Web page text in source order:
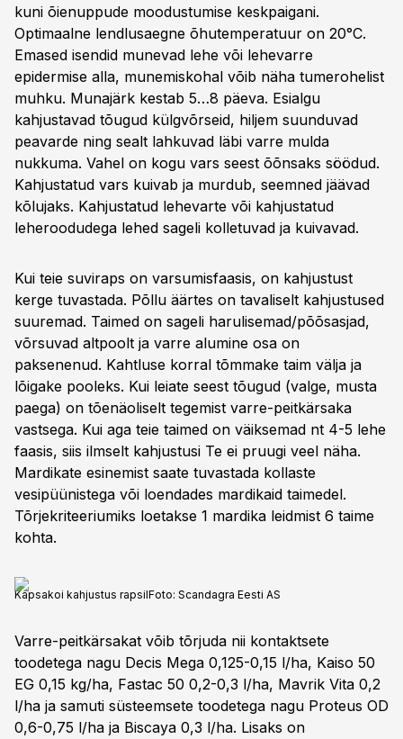
kuni õienuppude moodustumise keskpaigani.
Optimaalne lendlusaegne õhutemperatuur on 20°C.
Emased isendid munevad lehe või lehevarre
epidermise alla, munemiskohal võib näha tumerohelist
muhku. Munajärk kestab 5…8 päeva. Esialgu
kahjustavad tõugud külgvõrseid, hiljem suunduvad
peavarde ning sealt lahkuvad läbi varre mulda
nukkuma. Vahel on kogu vars seest õõnsaks söödud.
Kahjustatud vars kuivab ja murdub, seemned jäävad
kõlujaks. Kahjustatud lehevarte või kahjustatud
leheroodudega lehed sageli kolletuvad ja kuivavad.
Kui teie suviraps on varsumisfaasis, on kahjustust
kerge tuvastada. Põllu äärtes on tavaliselt kahjustused
suuremad. Taimed on sageli harulisemad/põõsasjad,
võrsuvad altpoolt ja varre alumine osa on
paksenenud. Kahtluse korral tõmmake taim välja ja
lõigake pooleks. Kui leiate seest tõugud (valge, musta
paega) on tõenäoliselt tegemist varre-peitkärsaka
vastsega. Kui aga teie taimed on väiksemad nt 4-5 lehe
faasis, siis ilmselt kahjustusi Te ei pruugi veel näha.
Mardikate esinemist saate tuvastada kollaste
vesipüünistega või loendades mardikaid taimedel.
Tõrjekriteeriumiks loetakse 1 mardika leidmist 6 taime
kohta.
Kapsakoi kahjustus rapsilFoto: Scandagra Eesti AS
Varre-peitkärsakat võib tõrjuda nii kontaktsete
toodetega nagu Decis Mega 0,125-0,15 l/ha, Kaiso 50
EG 0,15 kg/ha, Fastac 50 0,2-0,3 l/ha, Mavrik Vita 0,2
l/ha ja samuti süsteemsete toodetega nagu Proteus OD
0,6-0,75 l/ha ja Biscaya 0,3 l/ha. Lisaks on